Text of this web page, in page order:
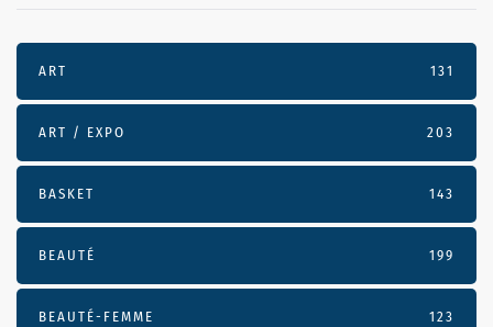
ART 131
ART / EXPO 203
BASKET 143
BEAUTÉ 199
BEAUTÉ-FEMME 123